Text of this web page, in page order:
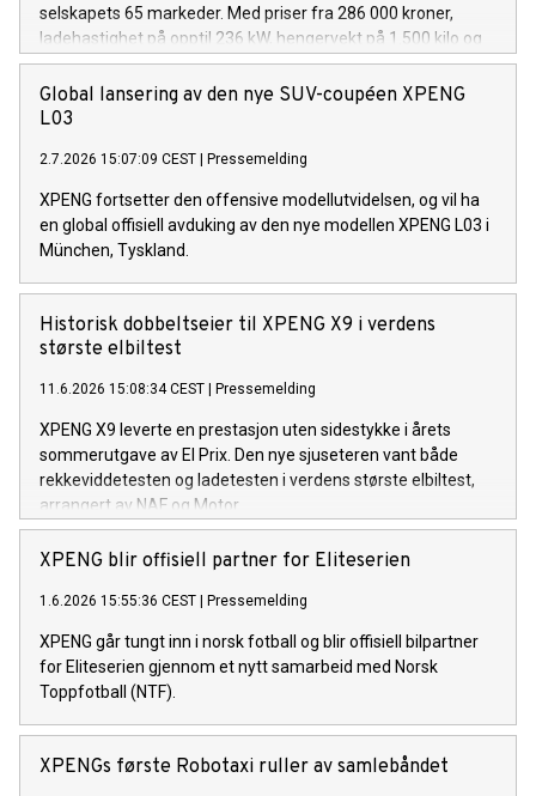
selskapets 65 markeder. Med priser fra 286 000 kroner,
ladehastighet på opptil 236 kW, hengervekt på 1.500 kilo og
en rekke smarte løsninger utviklet for europeiske kunder, blir
dette en av de mest komplette nyhetene i sitt segment.
Global lansering av den nye SUV-coupéen XPENG
L03
2.7.2026 15:07:09 CEST | Pressemelding
XPENG fortsetter den offensive modellutvidelsen, og vil ha
en global offisiell avduking av den nye modellen XPENG L03 i
München, Tyskland.
Historisk dobbeltseier til XPENG X9 i verdens
største elbiltest
11.6.2026 15:08:34 CEST | Pressemelding
XPENG X9 leverte en prestasjon uten sidestykke i årets
sommerutgave av El Prix. Den nye sjuseteren vant både
rekkeviddetesten og ladetesten i verdens største elbiltest,
arrangert av NAF og Motor.
XPENG blir offisiell partner for Eliteserien
1.6.2026 15:55:36 CEST | Pressemelding
XPENG går tungt inn i norsk fotball og blir offisiell bilpartner
for Eliteserien gjennom et nytt samarbeid med Norsk
Toppfotball (NTF).
XPENGs første Robotaxi ruller av samlebåndet